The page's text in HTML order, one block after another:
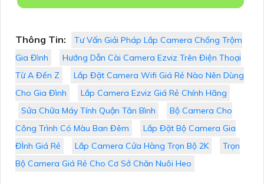
Thông Tin:
Tư Vấn Giải Pháp Lắp Camera Chống Trộm
Gia Đình
Hướng Dẫn Cài Camera Ezviz Trên Điện Thoại
Từ A Đến Z
Lắp Đặt Camera Wifi Giá Rẻ Nào Nên Dùng
Cho Gia Đình
Lắp Camera Ezviz Giá Rẻ Chính Hãng
Sửa Chữa Máy Tính Quận Tân Bình
Bộ Camera Cho
Công Trình Có Màu Ban Đêm
Lắp Đặt Bộ Camera Gia
ĐÌnh Giá Rẻ
Lắp Camera Cửa Hàng Trọn Bộ 2K
Trọn
Bộ Camera Giá Rẻ Cho Cơ Sở Chăn Nuôi Heo